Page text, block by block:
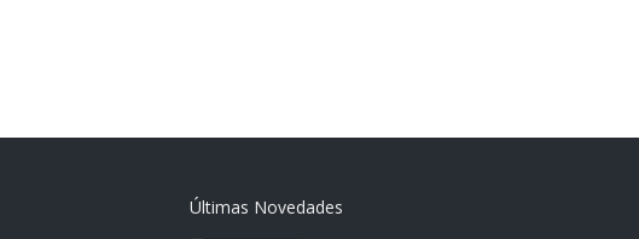
Últimas Novedades